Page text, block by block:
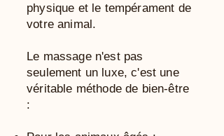
physique et le tempérament de
votre animal.
Le massage n'est pas
seulement un luxe, c'est une
véritable méthode de bien-être
: